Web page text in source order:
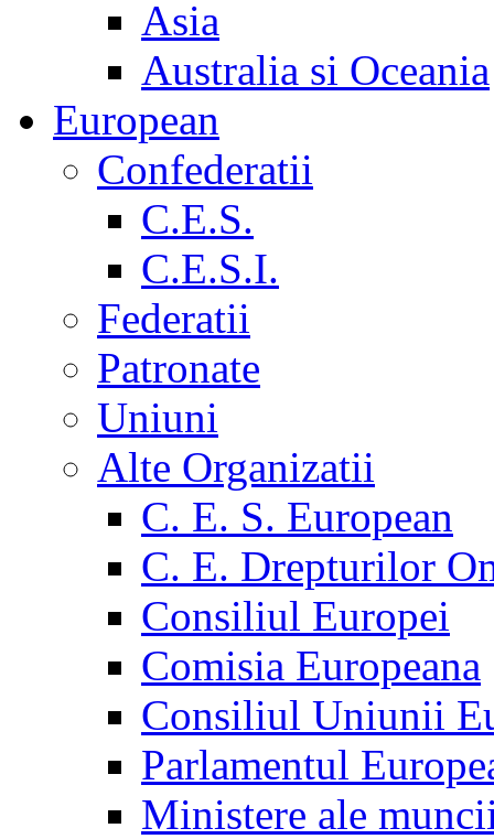
Asia
Australia si Oceania
European
Confederatii
C.E.S.
C.E.S.I.
Federatii
Patronate
Uniuni
Alte Organizatii
C. E. S. European
C. E. Drepturilor
Consiliul Europei
Comisia Europeana
Consiliul Uniunii
Parlamentul
Ministere ale